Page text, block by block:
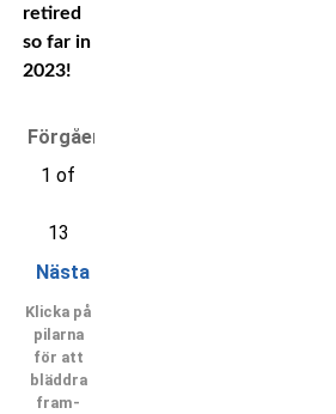
retired
so far in
2023!
Förgående
1 of
13
Nästa
Klicka på
pilarna
för att
bläddra
fram-